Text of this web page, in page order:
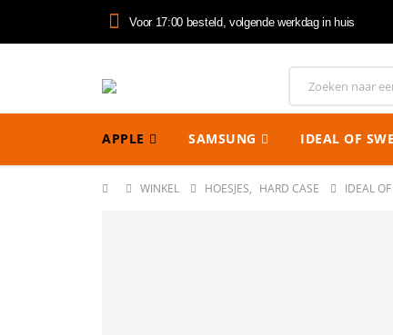
Voor 17:00 besteld, volgende werkdag in huis
APPLE SAMSUNG IDEAL OF
WINKEL HOESJES, HARD CASE IDEAL